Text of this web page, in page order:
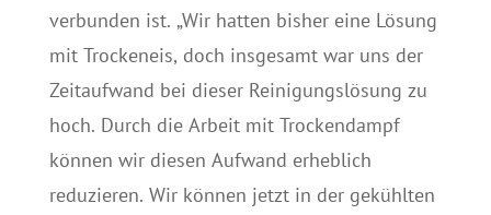
verbunden ist. „Wir hatten bisher eine Lösung
mit Trockeneis, doch insgesamt war uns der
Zeitaufwand bei dieser Reinigungslösung zu
hoch. Durch die Arbeit mit Trockendampf
können wir diesen Aufwand erheblich
reduzieren. Wir können jetzt in der gekühlten